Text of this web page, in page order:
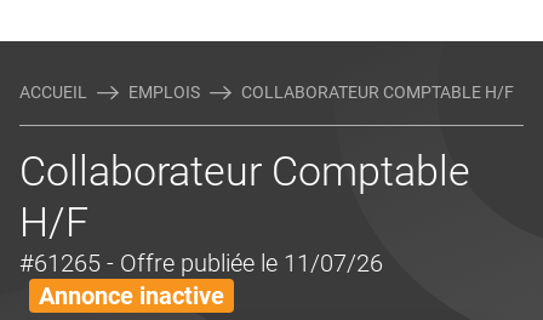
ACCUEIL EMPLOIS COLLABORATEUR COMPTABLE H/F
Collaborateur Comptable
H/F
#61265 - Offre publiée le 11/07/26
Annonce inactive